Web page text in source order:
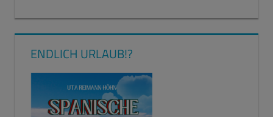
ENDLICH URLAUB!?